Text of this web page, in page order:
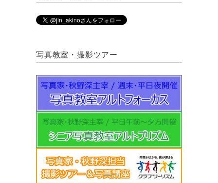
写真教室・撮影ツアー